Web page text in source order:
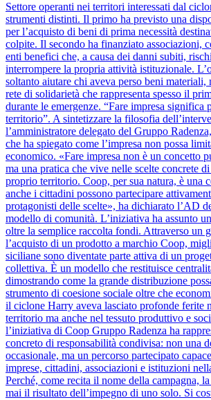
Settore operanti nei territori interessati dal
strumenti distinti. Il primo ha previsto una
per l’acquisto di beni di prima necessità
colpite. Il secondo ha finanziato associazioni,
enti benefici che, a causa dei danni subiti,
interrompere la propria attività istituzionale.
soltanto aiutare chi aveva perso beni materiali,
rete di solidarietà che rappresenta spesso il
durante le emergenze. “Fare impresa significa
territorio”. A sintetizzare la filosofia
l’amministratore delegato del Gruppo
che ha spiegato come l’impresa non possa
economico. «Fare impresa non è un concetto
ma una pratica che vive nelle scelte concrete
proprio territorio. Coop, per sua natura, è una
anche i cittadini possono partecipare
protagonisti delle scelte», ha dichiarato l’AD
modello di comunità. L’iniziativa ha assunto
oltre la semplice raccolta fondi. Attraverso un
l’acquisto di un prodotto a marchio Coop,
siciliane sono diventate parte attiva di un
collettiva. È un modello che restituisce
dimostrando come la grande distribuzione
strumento di coesione sociale oltre che
il ciclone Harry aveva lasciato profonde ferite
territorio ma anche nel tessuto produttivo e
l’iniziativa di Coop Gruppo Radenza ha
concreto di responsabilità condivisa: non una
occasionale, ma un percorso partecipato
imprese, cittadini, associazioni e istituzioni
Perché, come recita il nome della campagna,
mai il risultato dell’impegno di uno solo. Si